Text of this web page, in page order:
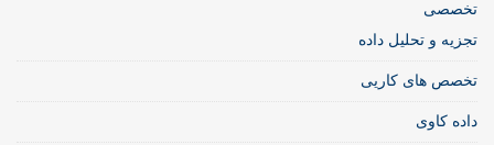
تخصصی
تجزیه و تحلیل داده
تخصص های کاریی
داده کاوی